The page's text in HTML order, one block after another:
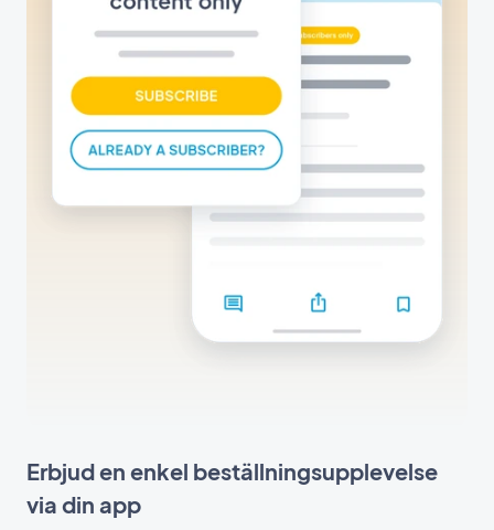
Erbjud en enkel beställningsupplevelse
via din app